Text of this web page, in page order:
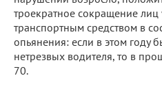
троекратное сокращение
транспортным средством в
опьянения: если в этом году
нетрезвых водителя, то в
70.